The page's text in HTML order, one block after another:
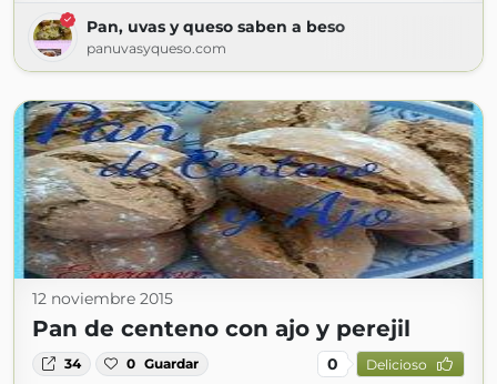
Pan, uvas y queso saben a beso
panuvasyqueso.com
12 noviembre 2015
Pan de centeno con ajo y perejil
34 0 Guardar 0 Delicioso